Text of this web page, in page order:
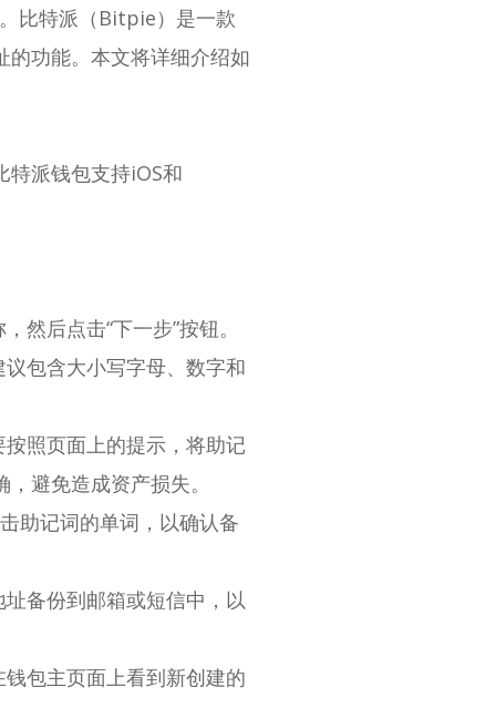
比特派（Bitpie）是一款
功能。本文将详细介绍如
特派钱包支持iOS和
后点击“下一步”按钮。
包含大小写字母、数字和
照页面上的提示，将助记
避免造成资产损失。
助记词的单词，以确认备
备份到邮箱或短信中，以
包主页面上看到新创建的